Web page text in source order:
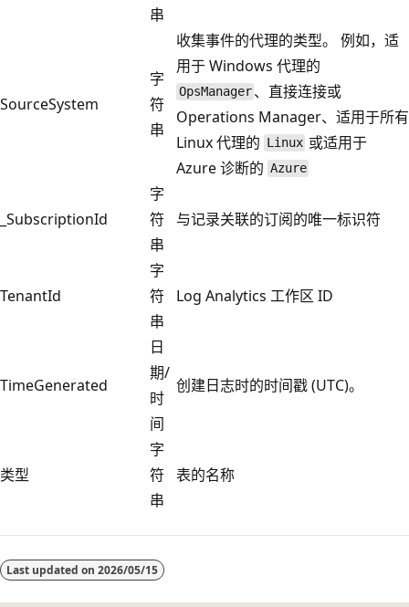
串
SourceSystem
字
符
串
收集事件的代理的类型。 例如，适
用于 Windows 代理的
OpsManager 、直接连接或
Operations Manager、适用于所有
Linux 代理的 Linux 或适用于
Azure 诊断的 Azure
_SubscriptionId
字
符
串
与记录关联的订阅的唯一标识符
TenantId
字
符
串
Log Analytics 工作区 ID
TimeGenerated
日
期/
时
间
创建日志时的时间戳 (UTC)。
类型
字
符
串
表的名称
模
式
Last updated on 2026/05/15